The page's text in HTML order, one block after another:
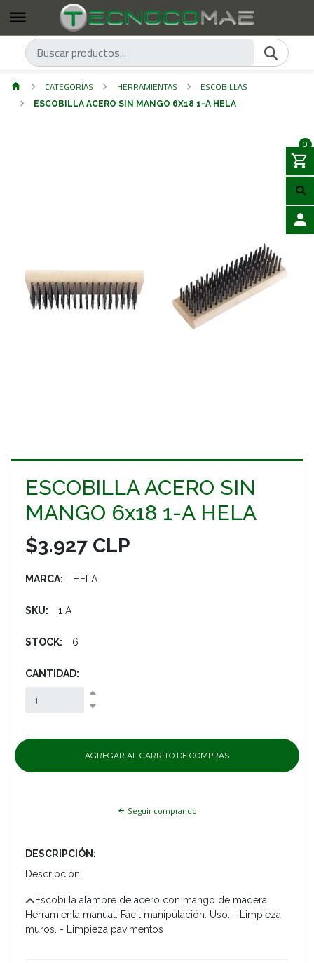
0
CATEGORÍAS HERRAMIENTAS ESCOBILLAS
ESCOBILLA ACERO SIN MANGO 6X18 1-A HELA
ESCOBILLA ACERO SIN
MANGO 6x18 1-A HELA
$3.927 CLP
MARCA: HELA
SKU: 1 A
STOCK: 6
CANTIDAD:
Seguir comprando
DESCRIPCIÓN:
Descripción
Escobilla alambre de acero con mango de madera.
Herramienta manual. Fácil manipulación. Uso: - Limpieza
muros. - Limpieza pavimentos